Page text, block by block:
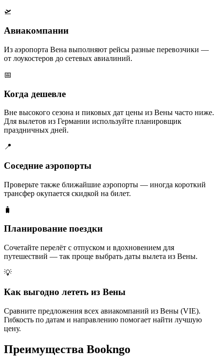
🛫
Авиакомпании
Из аэропорта Вена выполняют рейсы разные перевозчики —
от лоукостеров до сетевых авиалиний.
📅
Когда дешевле
Вне высокого сезона и пиковых дат цены из Вены часто ниже.
Для вылетов из Германии используйте планировщик
праздничных дней.
📍
Соседние аэропорты
Проверьте также ближайшие аэропорты — иногда короткий
трансфер окупается скидкой на билет.
🧳
Планирование поездки
Сочетайте перелёт с отпуском и вдохновением для
путешествий — так проще выбрать даты вылета из Вены.
💡
Как выгодно лететь из Вены
Сравните предложения всех авиакомпаний из Вены (VIE).
Гибкость по датам и направлению помогает найти лучшую
цену.
Преимущества Bookngo